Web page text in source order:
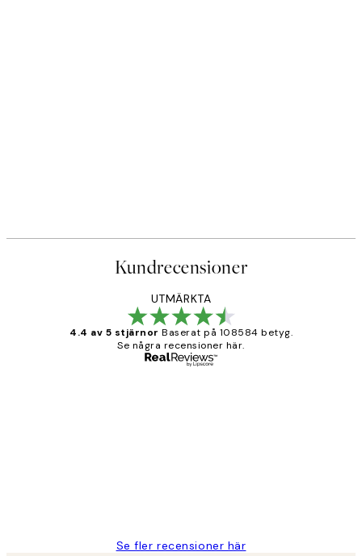
Kundrecensioner
UTMÄRKTA
4.4 av 5 stjärnor Baserat på 108584 betyg.
Se några recensioner här.
Se fler recensioner här